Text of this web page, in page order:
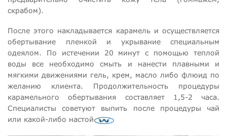
скрабом).
После этого накладывается карамель и осуществляется
обертывание пленкой и укрывание специальным
одеялом. По истечении 20 минут с помощью теплой
воды все необходимо смыть и нанести плавными и
мягкими движениями гель, крем, масло либо флюид по
желанию клиента. Продолжительность процедуры
карамельного обертывания составляет 1,5-2 часа.
Специалисты советуют выпить после процедуры чай
или какой-либо настой